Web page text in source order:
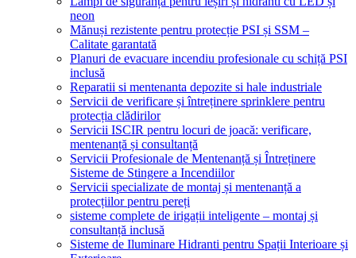
neon
Mănuși rezistente pentru protecție PSI și SSM –
Calitate garantată
Planuri de evacuare incendiu profesionale cu schiță PSI
inclusă
Reparatii si mentenanta depozite si hale industriale
Servicii de verificare și întreținere sprinklere pentru
protecția clădirilor
Servicii ISCIR pentru locuri de joacă: verificare,
mentenanță și consultanță
Servicii Profesionale de Mentenanță și Întreținere
Sisteme de Stingere a Incendiilor
Servicii specializate de montaj și mentenanță a
protecțiilor pentru pereți
sisteme complete de irigații inteligente – montaj și
consultanță inclusă
Sisteme de Iluminare Hidranti pentru Spații Interioare și